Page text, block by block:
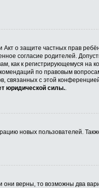
Акт о защите частных прав
согласие родителей.
как к регистрирующемуся на
по правовым
связанных с этой
юридической силы..
новых пользователей.
верны, то возможны два